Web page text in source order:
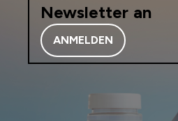
Newsletter an
ANMELDEN